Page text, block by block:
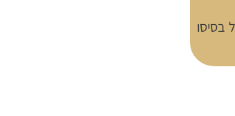
בסיסו